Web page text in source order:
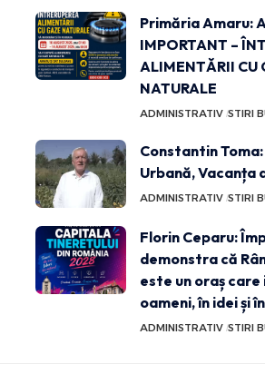
Primăria Amaru:
IMPORTANT –
ALIMENTĂRII CU
NATURALE
ADMINISTRATIV STIRI
Constantin
Urbană, Vacanța
ADMINISTRATIV STIRI
Florin Ceparu:
demonstra că
este un oraș
oameni, în idei și
ADMINISTRATIV STIRI